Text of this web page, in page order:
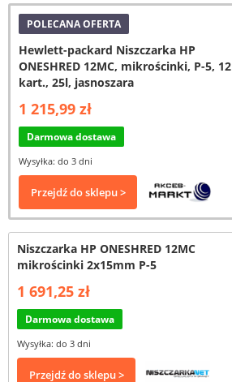
POLECANA OFERTA
Hewlett-packard Niszczarka HP
ONESHRED 12MC, mikrościnki, P-5, 12
kart., 25l, jasnoszara
1 215,99 zł
Darmowa dostawa
Wysyłka: do 3 dni
Przejdź do sklepu >
Niszczarka HP ONESHRED 12MC
mikrościnki 2x15mm P-5
1 691,25 zł
Darmowa dostawa
Wysyłka: do 3 dni
Przejdź do sklepu >